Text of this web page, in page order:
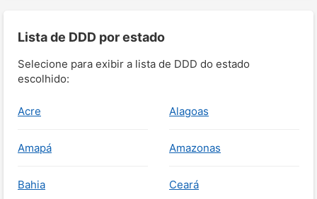
Lista de DDD por estado
Selecione para exibir a lista de DDD do estado
escolhido:
Acre Alagoas
Amapá Amazonas
Bahia Ceará